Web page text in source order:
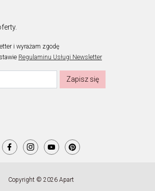
i wyrażam zgodę
Regulaminu Usługi Newsletter
Zapisz się
Copyright © 2026 Apart